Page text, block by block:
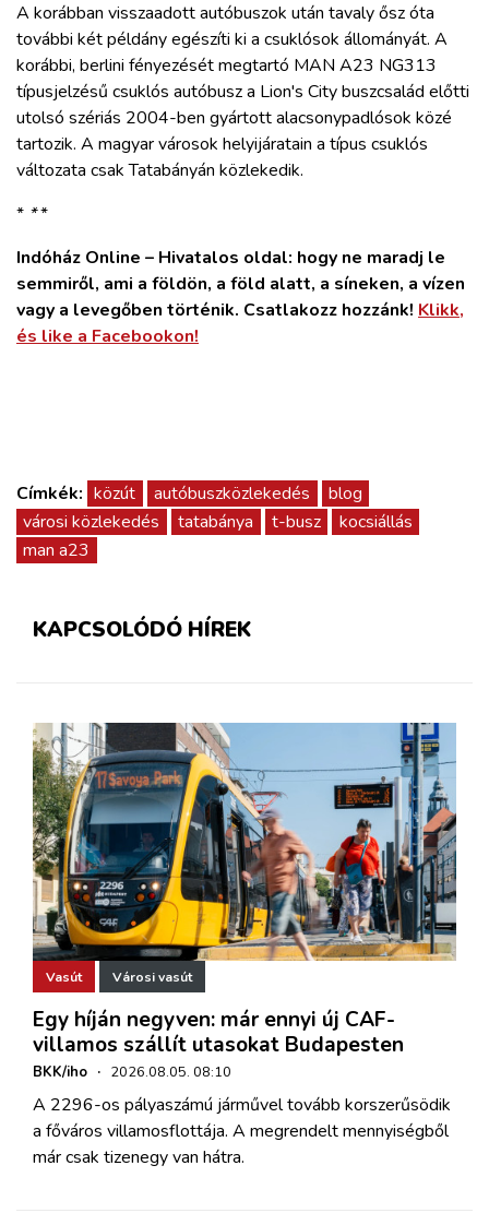
A korábban visszaadott autóbuszok után tavaly ősz óta
további két példány egészíti ki a csuklósok állományát. A
korábbi, berlini fényezését megtartó MAN A23 NG313
típusjelzésű csuklós autóbusz a Lion's City buszcsalád előtti
utolsó szériás 2004-ben gyártott alacsonypadlósok közé
tartozik. A magyar városok helyijáratain a típus csuklós
változata csak Tatabányán közlekedik.
* **
Indóház Online – Hivatalos oldal: hogy ne maradj le
semmiről, ami a földön, a föld alatt, a síneken, a vízen
vagy a levegőben történik. Csatlakozz hozzánk! Klikk,
és like a Facebookon!
Címkék: közút autóbuszközlekedés
blog
városi közlekedés
tatabánya t-busz
kocsiállás
man a23
KAPCSOLÓDÓ HÍREK
Vasút Városi vasút
Egy híján negyven: már ennyi új CAF-
villamos szállít utasokat Budapesten
BKK/iho · 2026.08.05. 08:10
A 2296-os pályaszámú járművel tovább korszerűsödik
a főváros villamosflottája. A megrendelt mennyiségből
már csak tizenegy van hátra.